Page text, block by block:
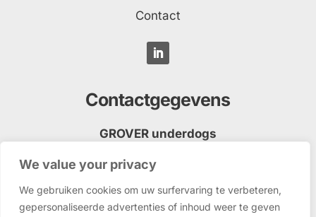
We value your privacy
We gebruiken cookies om uw surfervaring te verbeteren,
gepersonaliseerde advertenties of inhoud weer te geven
Contact
Contactgegevens
GROVER underdogs
Tielweg 3, 2803 PK Gouda
0182 - 715 335